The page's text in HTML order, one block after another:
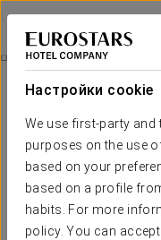
Настройки cookie
We use first-party
purposes on the use
based on your
based on a profile
habits. For more
policy. You can
Eurostars La Pleta
ЛЬЕЙДА - BAQUEIRA
Азиатский